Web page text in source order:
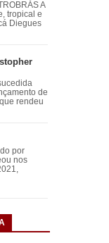
A
tropical e
Diegues
de
rendeu
por
nos